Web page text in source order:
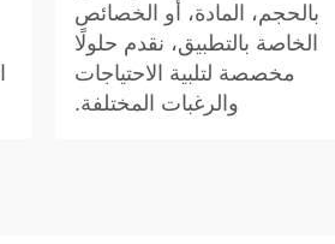
بالحجم، المادة، أو الخصائص
الخاصة بالتطبيق، نقدم حلولًا
مخصصة لتلبية الاحتياجات
والرغبات المختلفة.